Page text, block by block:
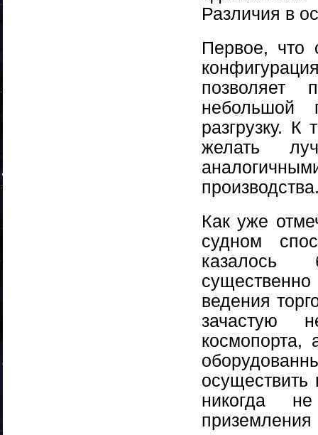
Различия в
Первое, что
позволяет
небольшой
разгрузку. К
желать
Как уже
судном
казалось
ведения
зачастую
никогда